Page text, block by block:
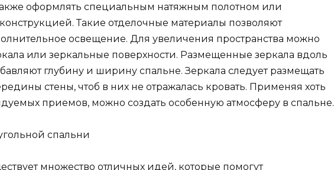
оформлять специальным натяжным полотном или
Такие отделочные материалы позволяют
освещение. Для увеличения пространства можно
или зеркальные поверхности. Размещенные зеркала вдоль
глубину и ширину спальне. Зеркала следует размещать
стены, чтоб в них не отражалась кровать. Применяя хоть
приемов, можно создать особенную атмосферу в спальне.
спальни
множество отличных идей, которые помогут